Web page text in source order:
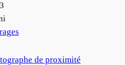
de proximité